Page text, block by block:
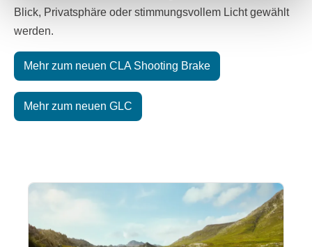
Blick, Privatsphäre oder stimmungsvollem Licht gewählt
werden.
Mehr zum neuen CLA Shooting Brake
Mehr zum neuen GLC